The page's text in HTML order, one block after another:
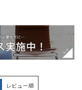
レビュー順